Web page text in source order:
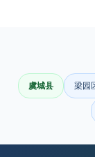
虞城县 梁园